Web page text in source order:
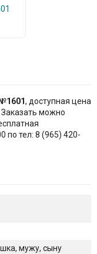
, доступная цена
Заказать можно
по тел: 8 (965) 420-
мужу, сыну